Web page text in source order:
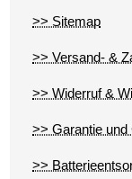
>> Sitemap
>> Versand- &
>> Widerruf &
>> Garantie
>>